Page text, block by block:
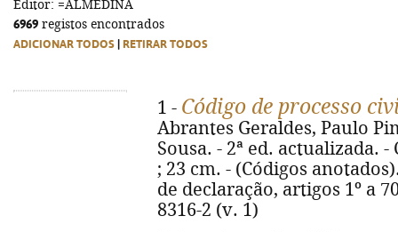
Editor: =ALMEDINA
6969 registos encontrados
ADICIONAR TODOS RETIRAR TODOS
1 - Código de processo
Abrantes Geraldes, Paulo
Sousa. - 2ª ed. actualizada.
; 23 cm. - (Códigos
de declaração, artigos 1º a
8316-2 (v. 1)